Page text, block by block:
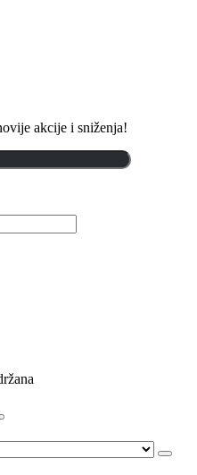
akcije i sniženja!